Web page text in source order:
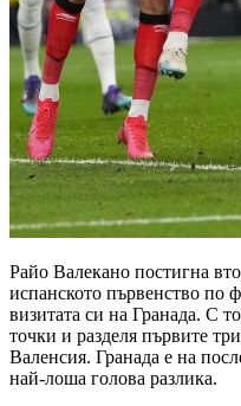
Райо Валекано постигна
испанското първенство по
визитата си на Гранада. С
точки и разделя първите
Валенсия. Гранада е на
най-лоша голова разлика.